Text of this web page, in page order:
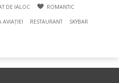
DE IALOC ROMANTIC
AVIAȚIEI RESTAURANT SKYBAR